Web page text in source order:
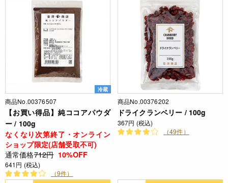
冷蔵
商品No.00376507
【お買い得品】純ココアパウダ
ー / 100g
なくなり次第終了・オンライン
ショップ限定(店舗受取不可)
通常価格712円 10%OFF
641円 (税込)
（9件）
商品No.00376202
ドライクランベリー / 100g
367円 (税込)
（49件）